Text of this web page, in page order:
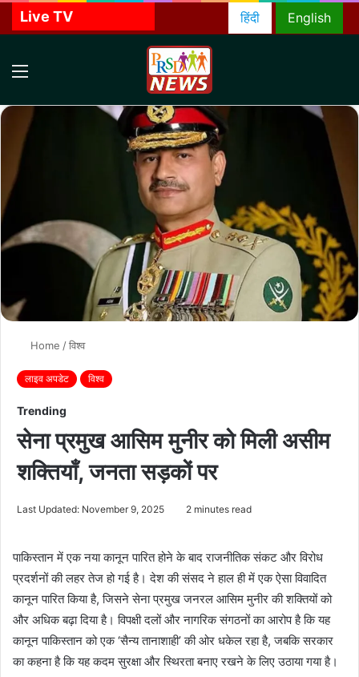
Live TV English
हिंदी
Home /विश्व
लाइव अपडेट विश्व
Trending
सेना प्रमुख आसिम मुनीर को मिली असीम
शक्तियाँ, जनता सड़कों पर
Last Updated: November 9, 2025 2 minutes read
पाकिस्तान में एक नया कानून पारित होने के बाद राजनीतिक संकट और विरोध
प्रदर्शनों की लहर तेज हो गई है। देश की संसद ने हाल ही में एक ऐसा विवादित
कानून पारित किया है, जिसने सेना प्रमुख जनरल आसिम मुनीर की शक्तियों को
और अधिक बढ़ा दिया है। विपक्षी दलों और नागरिक संगठनों का आरोप है कि यह
कानून पाकिस्तान को एक ‘सैन्य तानाशाही’ की ओर धकेल रहा है, जबकि सरकार
का कहना है कि यह कदम सुरक्षा और स्थिरता बनाए रखने के लिए उठाया गया है।